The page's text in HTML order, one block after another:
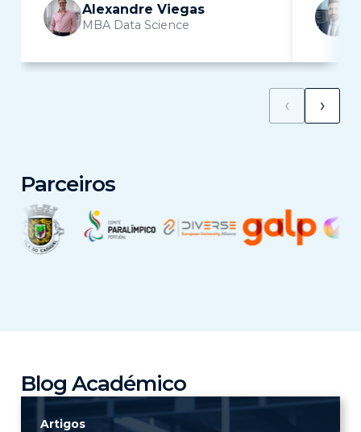
Alexandre Viegas
MBA Data Science
‹ ›
Parceiros
Blog Académico
Artigos